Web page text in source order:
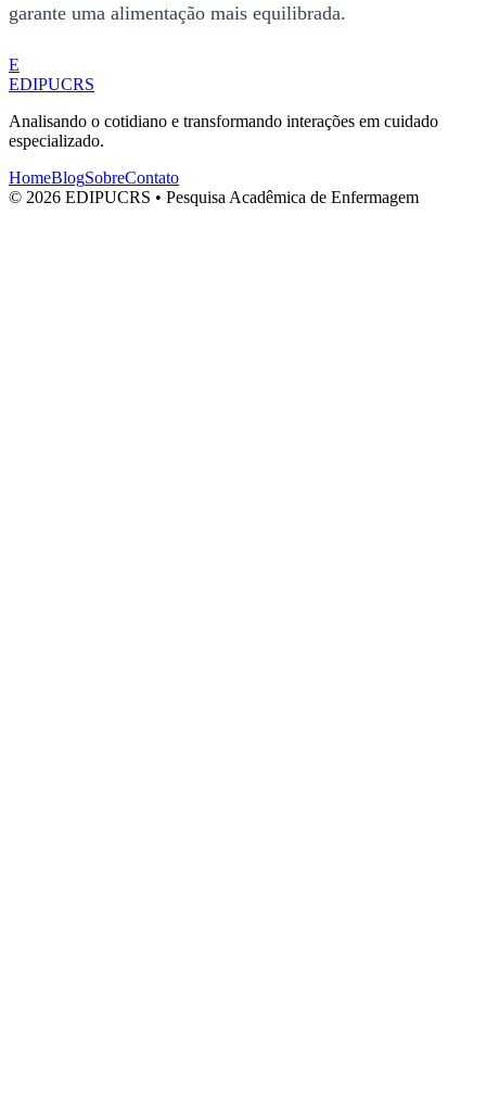
garante uma alimentação mais equilibrada.
E
EDIPUCRS
Analisando o cotidiano e transformando interações em cuidado
especializado.
HomeBlogSobreContato
© 2026 EDIPUCRS • Pesquisa Acadêmica de Enfermagem